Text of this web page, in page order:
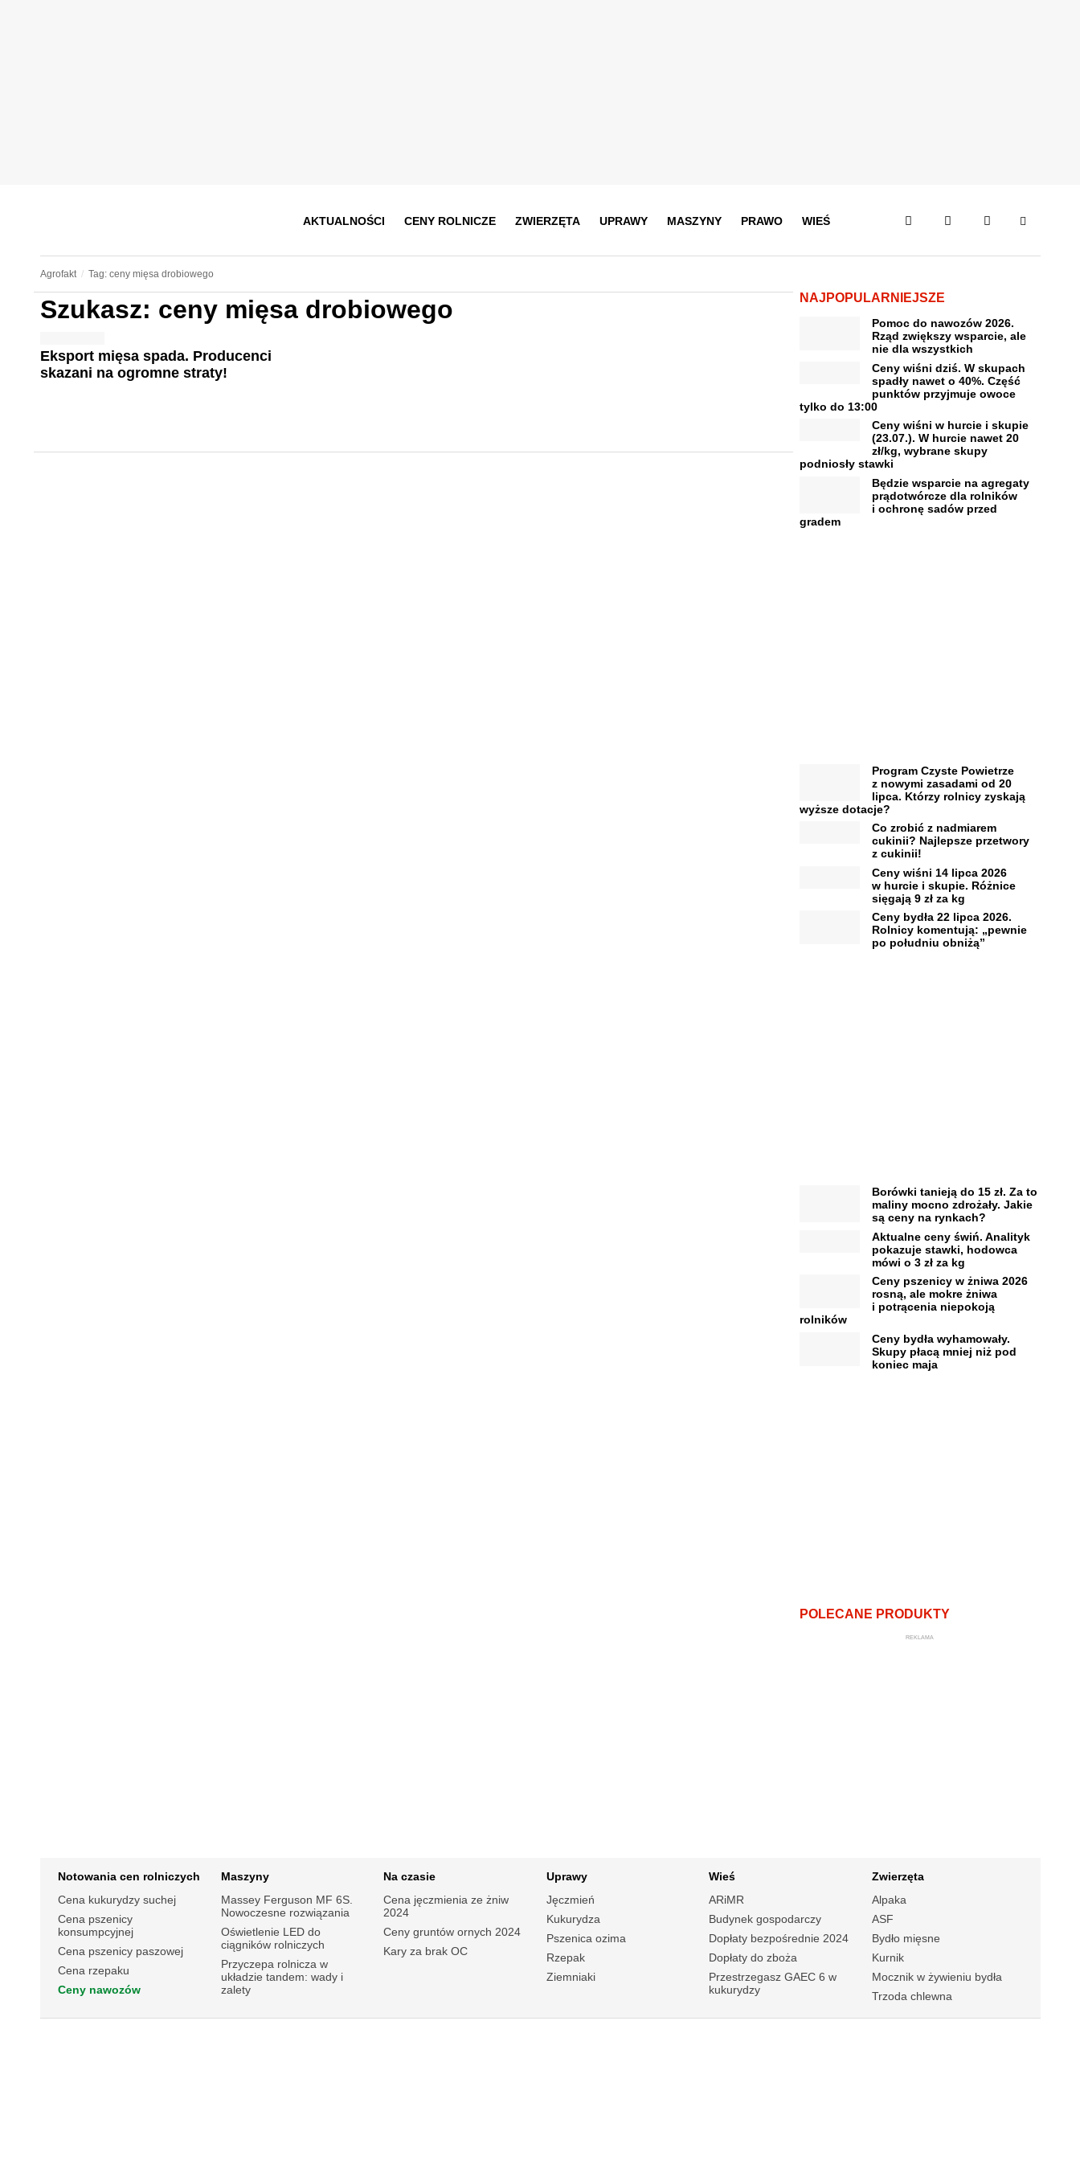
AKTUALNOŚCI CENY ROLNICZE ZWIERZĘTA UPRAWY MASZYNY PRAWO WIEŚ
Agrofakt Tag: ceny mięsa drobiowego
Szukasz: ceny mięsa drobiowego
Eksport mięsa spada. Producenci
skazani na ogromne straty!
NAJPOPULARNIEJSZE
Pomoc do nawozów 2026.
Rząd zwiększy wsparcie, ale
nie dla wszystkich
Ceny wiśni dziś. W skupach
spadły nawet o 40%. Część
punktów przyjmuje owoce
tylko do 13:00
Ceny wiśni w hurcie i skupie
(23.07.). W hurcie nawet 20
zł/kg, wybrane skupy
podniosły stawki
Będzie wsparcie na agregaty
prądotwórcze dla rolników
i ochronę sadów przed
gradem
Program Czyste Powietrze
z nowymi zasadami od 20
lipca. Którzy rolnicy zyskają
wyższe dotacje?
Co zrobić z nadmiarem
cukinii? Najlepsze przetwory
z cukinii!
Ceny wiśni 14 lipca 2026
w hurcie i skupie. Różnice
sięgają 9 zł za kg
Ceny bydła 22 lipca 2026.
Rolnicy komentują: „pewnie
po południu obniżą”
Borówki tanieją do 15 zł. Za to
maliny mocno zdrożały. Jakie
są ceny na rynkach?
Aktualne ceny świń. Analityk
pokazuje stawki, hodowca
mówi o 3 zł za kg
Ceny pszenicy w żniwa 2026
rosną, ale mokre żniwa
i potrącenia niepokoją
rolników
Ceny bydła wyhamowały.
Skupy płacą mniej niż pod
koniec maja
POLECANE PRODUKTY
REKLAMA
Notowania cen rolniczych
Cena kukurydzy suchej
Cena pszenicy
konsumpcyjnej
Cena pszenicy paszowej
Cena rzepaku
Ceny nawozów
Maszyny
Massey Ferguson MF 6S.
Nowoczesne rozwiązania
Oświetlenie LED do
ciągników rolniczych
Przyczepa rolnicza w
układzie tandem: wady i
zalety
Na czasie
Cena jęczmienia ze żniw
2024
Ceny gruntów ornych 2024
Kary za brak OC
Uprawy
Jęczmień
Kukurydza
Pszenica ozima
Rzepak
Ziemniaki
Wieś
ARiMR
Budynek gospodarczy
Dopłaty bezpośrednie 2024
Dopłaty do zboża
Przestrzegasz GAEC 6 w
kukurydzy
Zwierzęta
Alpaka
ASF
Bydło mięsne
Kurnik
Mocznik w żywieniu bydła
Trzoda chlewna